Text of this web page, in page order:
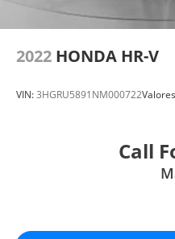
2022 HONDA HR-V
VIN:3HGRU5891NM000722
Call